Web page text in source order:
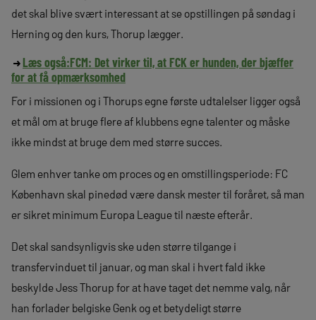
det skal blive svært interessant at se opstillingen på søndag i
Herning og den kurs, Thorup lægger.
Læs også:FCM: Det virker til, at FCK er hunden, der bjæffer
for at få opmærksomhed
For i missionen og i Thorups egne første udtalelser ligger også
et mål om at bruge flere af klubbens egne talenter og måske
ikke mindst at bruge dem med større succes.
Glem enhver tanke om proces og en omstillingsperiode: FC
København skal pinedød være dansk mester til foråret, så man
er sikret minimum Europa League til næste efterår.
Det skal sandsynligvis ske uden større tilgange i
transfervinduet til januar, og man skal i hvert fald ikke
beskylde Jess Thorup for at have taget det nemme valg, når
han forlader belgiske Genk og et betydeligt større